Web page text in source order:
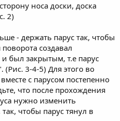
носа доски, доска
2)
- держать парус так, чтобы
создавал
был закрытым, т.е парус
(Рис. 3-4-5) Для этого во
с парусом постепенно
что после прохождения
нужно изменить
чтобы парус тянул в